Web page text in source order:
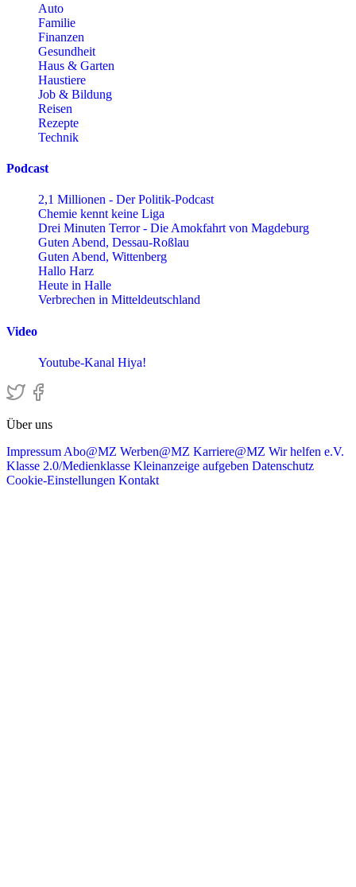
Auto
Familie
Finanzen
Gesundheit
Haus & Garten
Haustiere
Job & Bildung
Reisen
Rezepte
Technik
Podcast
2,1 Millionen - Der Politik-Podcast
Chemie kennt keine Liga
Drei Minuten Terror - Die Amokfahrt von Magdeburg
Guten Abend, Dessau-Roßlau
Guten Abend, Wittenberg
Hallo Harz
Heute in Halle
Verbrechen in Mitteldeutschland
Video
Youtube-Kanal Hiya!
Über uns
Impressum Abo@MZ Werben@MZ Karriere@MZ Wir helfen e.V.
Klasse 2.0/Medienklasse Kleinanzeige aufgeben Datenschutz
Cookie-Einstellungen Kontakt